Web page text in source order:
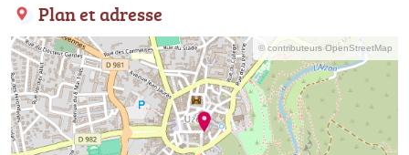
Plan et adresse
© contributeurs OpenStreetMap